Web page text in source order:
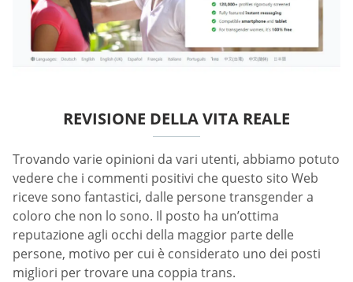
REVISIONE DELLA VITA REALE
Trovando varie opinioni da vari utenti, abbiamo potuto
vedere che i commenti positivi che questo sito Web
riceve sono fantastici, dalle persone transgender a
coloro che non lo sono. Il posto ha un’ottima
reputazione agli occhi della maggior parte delle
persone, motivo per cui è considerato uno dei posti
migliori per trovare una coppia trans.